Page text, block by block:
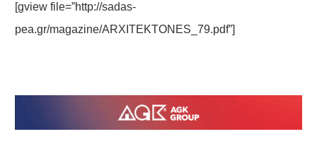
[gview file=”http://sadas-
pea.gr/magazine/ARXITEKTONES_79.pdf”]